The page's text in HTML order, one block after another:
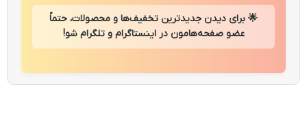
🌟 برای دیدن جدیدترین تخفیف‌ها و محصولات، حتماً
عضو صفحه‌هامون در اینستاگرام و تلگرام شو!